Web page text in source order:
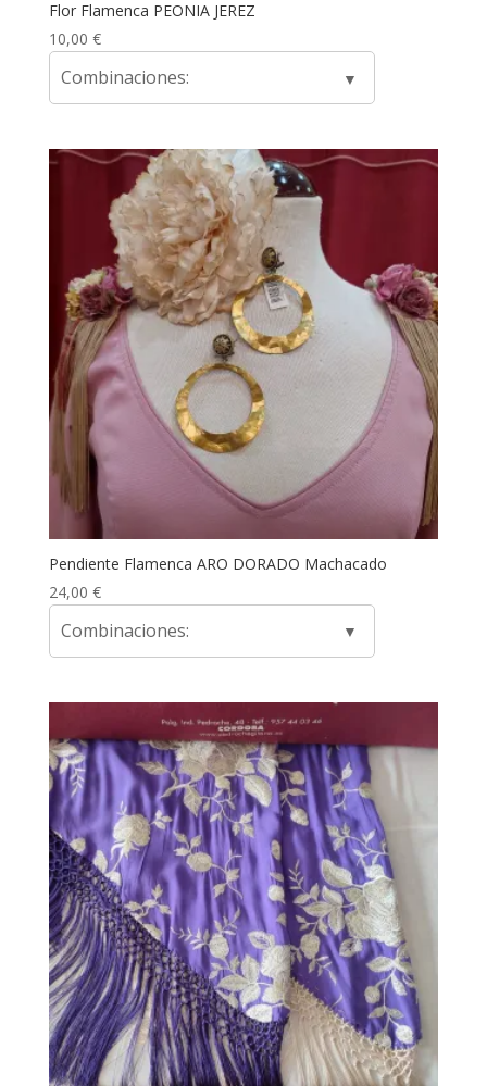
Flor Flamenca PEONIA JEREZ
10,00 €
Combinaciones:
Pendiente Flamenca ARO DORADO Machacado
24,00 €
Combinaciones: